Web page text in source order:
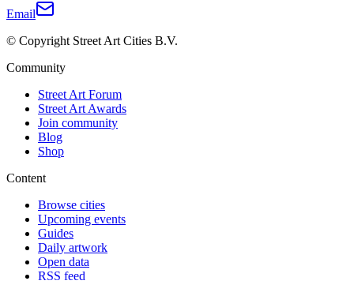
Email
© Copyright Street Art Cities B.V.
Community
Street Art Forum
Street Art Awards
Join community
Blog
Shop
Content
Browse cities
Upcoming events
Guides
Daily artwork
Open data
RSS feed